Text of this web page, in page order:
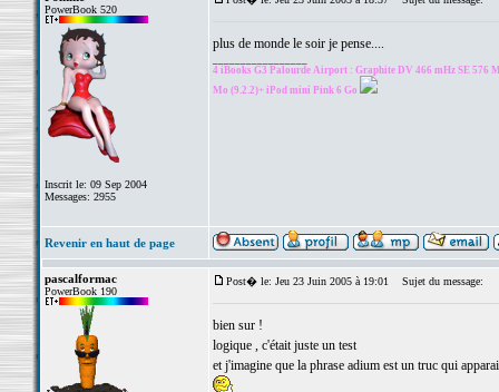
PowerBook 520
Inscrit le: 09 Sep 2004
Messages: 2955
plus de monde le soir je pense....
4 iBooks G3 Palourde Airport : Graphite DV 466 mHz SE 576
Mo (9.2.2)+ iPod mini Pink 6 Go
Revenir en haut de page
pascalformac
PowerBook 190
Post� le: Jeu 23 Juin 2005 à 19:01 Sujet du message:
bien sur !
logique , c'était juste un test
et j'imagine que la phrase adium est un truc qui